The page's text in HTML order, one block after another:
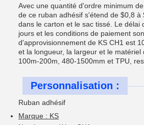
Avec une quantité d'ordre minimum
de ce ruban adhésif s'étend de $0,8 à
dans le carton et le sac tissé. Le délai
jours et les conditions de paiement
d'approvisionnement de KS CH1 est
et la longueur, la largeur et le matériel
100m-200m, 480-1500mm et TPU,
Personnalisation :
Ruban adhésif
Marque : KS